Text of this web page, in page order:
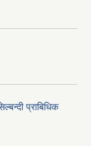
प्राबिधिक